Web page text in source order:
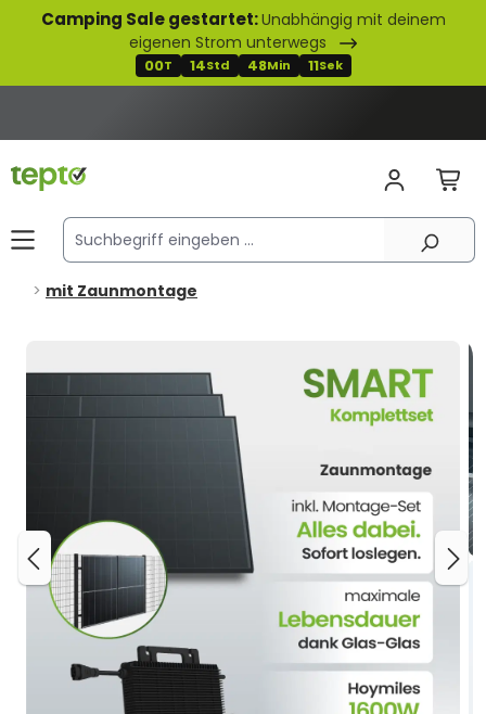
springen
Camping Sale gestartet:Unabhängig mit deinem
eigenen Strom unterwegs
00T 14Std 48Min 10Sek
mit Zaunmontage